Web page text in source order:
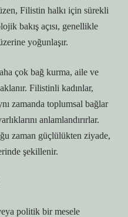
Filistin halkı için sürekli
bakış açısı, genellikle
yoğunlaşır.
çok bağ kurma, aile ve
Filistinli kadınlar,
zamanda toplumsal bağlar
anlamlandırırlar.
zaman güçlülükten ziyade,
şekillenir.
politik bir mesele